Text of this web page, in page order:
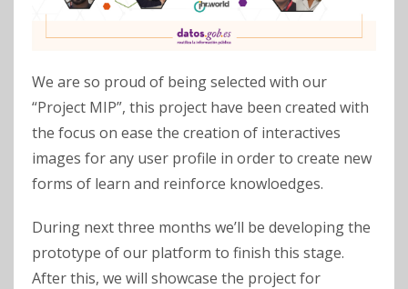
We are so proud of being selected with our
“Project MIP”, this project have been created with
the focus on ease the creation of interactives
images for any user profile in order to create new
forms of learn and reinforce knowloedges.
During next three months we’ll be developing the
prototype of our platform to finish this stage.
After this, we will showcase the project for